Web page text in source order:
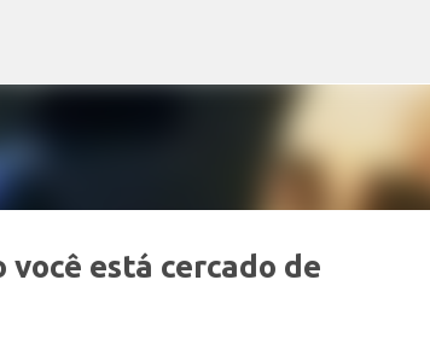
está cercado de